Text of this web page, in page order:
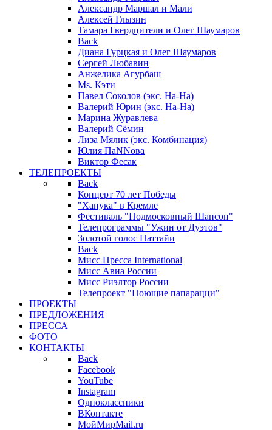
Александр Маршал и Мали
Алексей Глызин
Тамара Гвердцители и Олег Шаумаров
Back
Диана Гурцкая и Олег Шаумаров
Сергей Любавин
Анжелика Агурбаш
Ms. Кэти
Павел Соколов (экс. На-На)
Валерий Юрин (экс. На-На)
Марина Журавлева
Валерий Сёмин
Лиза Мялик (экс. Комбинация)
Юлия ПаNNова
Виктор Фесак
ТЕЛЕПРОЕКТЫ
Back
Концерт 70 лет Победы
"Ханука" в Кремле
Фестиваль "Подмосковный Шансон"
Телепрограммы "Ужин от Дуэтов"
Золотой голос Паттайи
Back
Мисс Пресса International
Мисс Авиа России
Мисс Риэлтор России
Телепроект "Поющие папарацци"
ПРОЕКТЫ
ПРЕДЛОЖЕНИЯ
ПРЕССА
ФОТО
КОНТАКТЫ
Back
Facebook
YouTube
Instagram
Одноклассники
ВКонтакте
МойМирMail.ru